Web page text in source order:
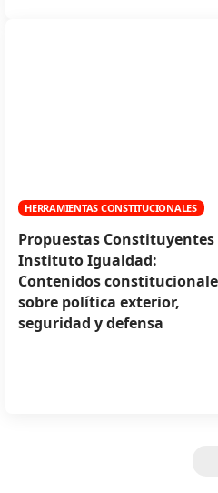
HERRAMIENTAS CONSTITUCIONALES
Propuestas Constituyentes
Instituto Igualdad:
Contenidos
sobre política exterior,
seguridad y defensa